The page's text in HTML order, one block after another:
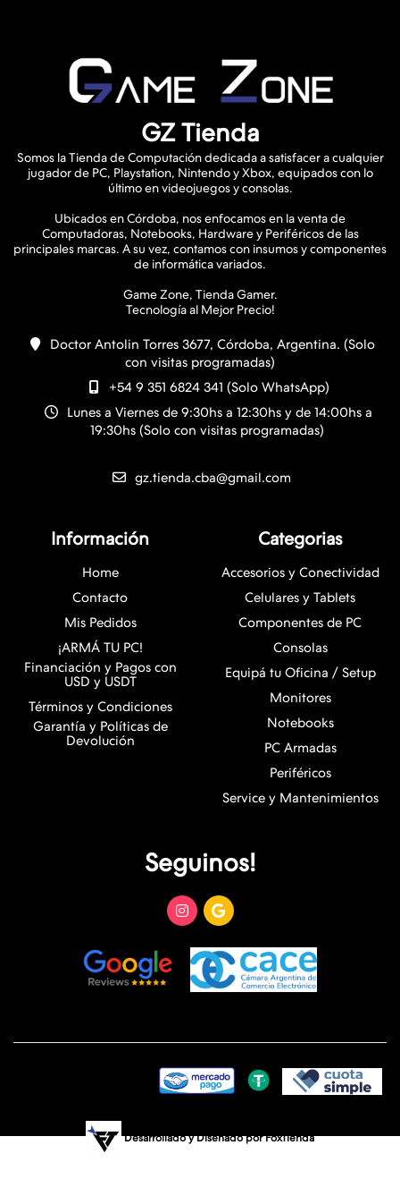
GZ Tienda
Somos la Tienda de Computación dedicada a satisfacer a cualquier
jugador de PC, Playstation, Nintendo y Xbox, equipados con lo
último en videojuegos y consolas.
Ubicados en Córdoba, nos enfocamos en la venta de
Computadoras, Notebooks, Hardware y Periféricos de las
principales marcas. A su vez, contamos con insumos y componentes
de informática variados.
Game Zone, Tienda Gamer.
Doctor Antolin Torres 3677, Córdoba, Argentina. (Solo
con visitas programadas)
+54 9 351 6824 341 (Solo WhatsApp)
Lunes a Viernes de 9:30hs a 12:30hs y de 14:00hs a
19:30hs (Solo con visitas programadas)
gz.tienda.cba@gmail.com
Información
Home
Contacto
Mis Pedidos
¡ARMÁ TU PC!
Financiación y Pagos con
USD y USDT
Términos y Condiciones
Garantía y Políticas de
Devolución
Categorias
Accesorios y Conectividad
Celulares y Tablets
Componentes de PC
Consolas
Equipá tu Oficina / Setup
Monitores
Notebooks
PC Armadas
Periféricos
Service y Mantenimientos
Seguinos!
Desarrollado y Diseñado por FoxTienda